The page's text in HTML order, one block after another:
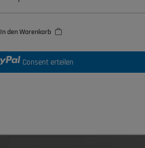
In den Warenkorb
Consent erteilen